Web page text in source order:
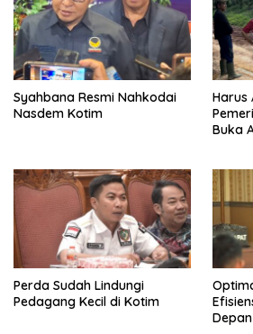
Syahbana Resmi Nahkodai
Nasdem Kotim
Harus
Buka
Perda Sudah Lindungi
Pedagang Kecil di Kotim
Depan